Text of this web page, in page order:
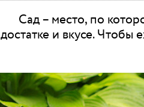
Сад – место, по
достатке и вкусе. Чтобы